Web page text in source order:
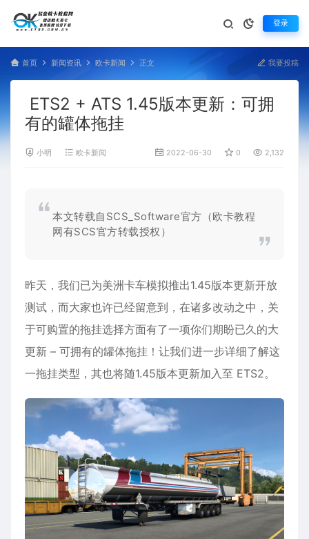
登录
首页 新闻资讯 欧卡新闻 正文 我要投稿
ETS2 + ATS 1.45版本更新：可拥
有的罐体拖挂
小明 欧卡新闻 2022-06-30 0 2,132
本文转载自SCS_Software官方（欧卡教程
网有SCS官方转载授权）
​​昨天，我们已为美洲卡车模拟推出1.45版本更新开放
测试，而大家也许已经留意到，在诸多改动之中，关
于可购置的拖挂选择方面有了一项你们期盼已久的大
更新 – 可拥有的罐体拖挂！让我们进一步详细了解这
一拖挂类型，其也将随1.45版本更新加入至 ETS2。